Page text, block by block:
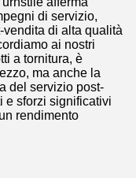
di servizio,
di alta qualità
ai nostri
a tornitura, è
ma anche la
del servizio post-
e sforzi significativi
rendimento